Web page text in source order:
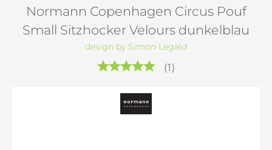
Normann Copenhagen Circus Pouf
Small Sitzhocker Velours dunkelblau
design by Simon Legald
(1 )